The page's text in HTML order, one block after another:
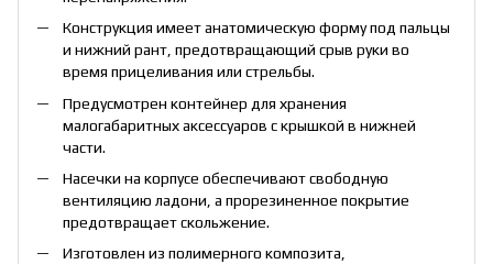
Конструкция имеет анатомическую форму под пальцы
и нижний рант, предотвращающий срыв руки во
время прицеливания или стрельбы.
Предусмотрен контейнер для хранения
малогабаритных аксессуаров с крышкой в ​​нижней
части.
Насечки на корпусе обеспечивают свободную
вентиляцию ладони, а прорезиненное покрытие
предотвращает скольжение.
Изготовлен из полимерного композита,